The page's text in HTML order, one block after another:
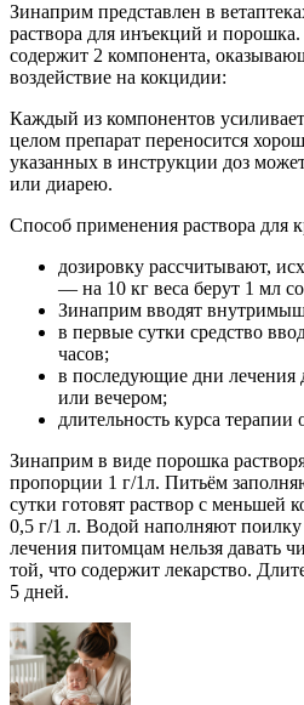
Зинаприм представлен в
раствора для инъекций и
содержит 2 компонента,
воздействие на кокцидии:
Каждый из компонентов
целом препарат переносится
указанных в инструкции доз
или диарею.
Способ применения раствора для
дозировку рассчитывают,
— на 10 кг веса берут 1 мл
Зинаприм вводят
в первые сутки средство
часов;
в последующие дни
или вечером;
длительность курса терапии
Зинаприм в виде порошка
пропорции 1 г/1л. Питьём
сутки готовят раствор с меньшей
0,5 г/1 л. Водой наполняют
лечения питомцам нельзя давать
той, что содержит лекарство.
5 дней.